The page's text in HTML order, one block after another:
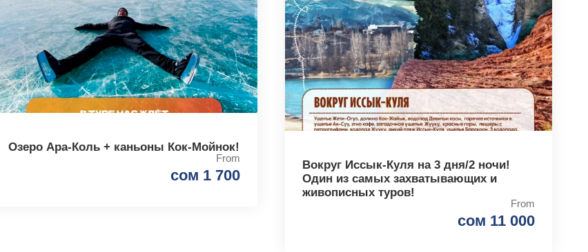
Озеро Ара-Коль + каньоны Кок-Мойнок!
From
сом 1 700
Вокруг Иссык-Куля на 3 дня/2 ночи!
Один из самых захватывающих и
живописных туров!
From
сом 11 000